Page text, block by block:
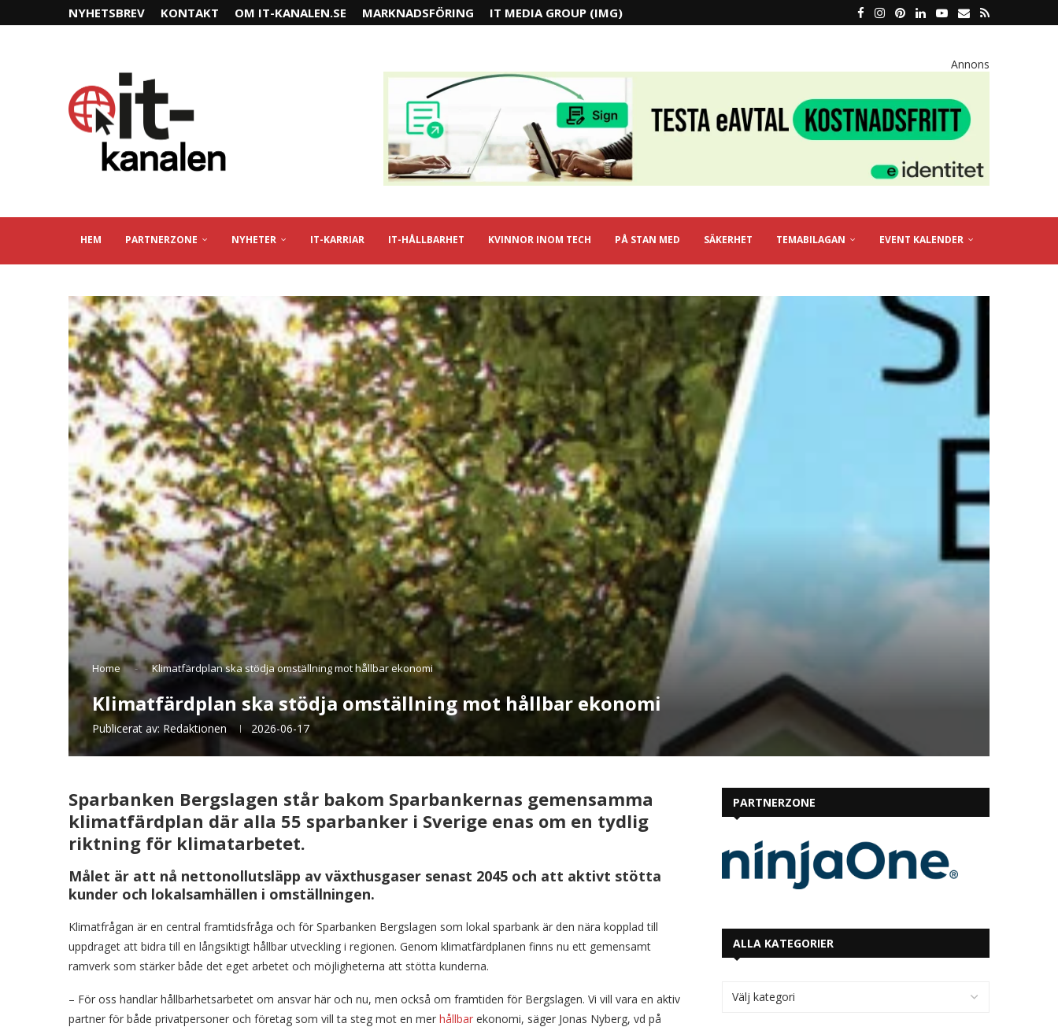
NYHETSBREV KONTAKT OM IT-KANALEN.SE MARKNADSFÖRING IT MEDIA GROUP (IMG)
Annons
HEM PARTNERZONE NYHETER IT-KARRIAR IT-HÅLLBARHET KVINNOR INOM TECH PÅ STAN MED SÄKERHET TEMABILAGAN EVENT KALENDER
Home - Klimatfärdplan ska stödja omställning mot hållbar ekonomi
Klimatfärdplan ska stödja omställning mot hållbar ekonomi
Publicerat av: Redaktionen 2026-06-17
Sparbanken Bergslagen står bakom Sparbankernas gemensamma
klimatfärdplan där alla 55 sparbanker i Sverige enas om en tydlig
riktning för klimatarbetet.
Målet är att nå nettonollutsläpp av växthusgaser senast 2045 och att aktivt stötta
kunder och lokalsamhällen i omställningen.
Klimatfrågan är en central framtidsfråga och för Sparbanken Bergslagen som lokal sparbank är den nära kopplad till
uppdraget att bidra till en långsiktigt hållbar utveckling i regionen. Genom klimatfärdplanen finns nu ett gemensamt
ramverk som stärker både det eget arbetet och möjligheterna att stötta kunderna.
– För oss handlar hållbarhetsarbetet om ansvar här och nu, men också om framtiden för Bergslagen. Vi vill vara en aktiv
partner för både privatpersoner och företag som vill ta steg mot en mer hållbar ekonomi, säger Jonas Nyberg, vd på
PARTNERZONE
ALLA KATEGORIER